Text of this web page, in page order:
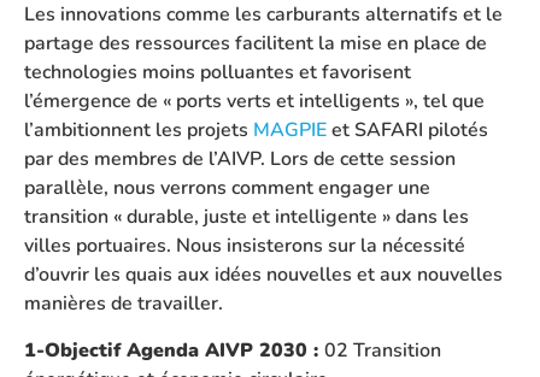
Les innovations comme les carburants alternatifs et le
partage des ressources facilitent la mise en place de
technologies moins polluantes et favorisent
l’émergence de « ports verts et intelligents », tel que
l’ambitionnent les projets MAGPIEet SAFARI pilotés
par des membres de l’AIVP. Lors de cette session
parallèle, nous verrons comment engager une
transition « durable, juste et intelligente » dans les
villes portuaires. Nous insisterons sur la nécessité
d’ouvrir les quais aux idées nouvelles et aux nouvelles
manières de travailler.
1-Objectif Agenda AIVP 2030 : 02 Transition